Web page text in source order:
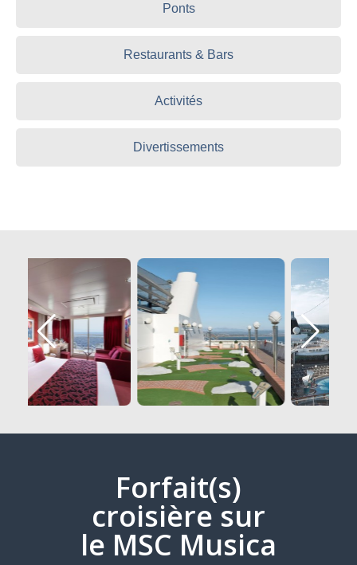
Ponts
Restaurants & Bars
Activités
Divertissements
Forfait(s)
croisière sur
le MSC Musica